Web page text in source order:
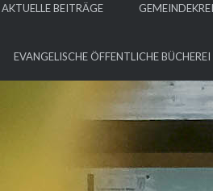
AKTUELLE BEITRÄGE
EVANGELISCHE ÖFFENTLICHE BÜCHEREI